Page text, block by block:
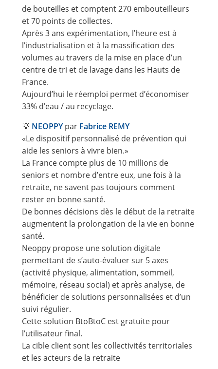
de bouteilles et comptent 270 embouteilleurs
et 70 points de collectes.
Après 3 ans expérimentation, l’heure est à
l’industrialisation et à la massification des
volumes au travers de la mise en place d’un
centre de tri et de lavage dans les Hauts de
France.
Aujourd’hui le réemploi permet d’économiser
33% d’eau / au recyclage.
💡 NEOPPYpar Fabrice REMY
«Le dispositif personnalisé de prévention qui
aide les seniors à vivre bien.»
La France compte plus de 10 millions de
seniors et nombre d’entre eux, une fois à la
retraite, ne savent pas toujours comment
rester en bonne santé.
De bonnes décisions dès le début de la retraite
augmentent la prolongation de la vie en bonne
santé.
Neoppy propose une solution digitale
permettant de s’auto-évaluer sur 5 axes
(activité physique, alimentation, sommeil,
mémoire, réseau social) et après analyse, de
bénéficier de solutions personnalisées et d’un
suivi régulier.
Cette solution BtoBtoC est gratuite pour
l’utilisateur final.
La cible client sont les collectivités territoriales
et les acteurs de la retraite